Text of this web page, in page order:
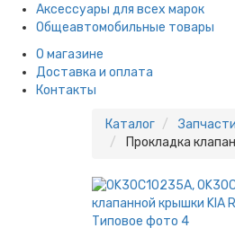
Аксессуары для всех марок
Общеавтомобильные товары
О магазине
Доставка и оплата
Контакты
Каталог
Прокладка